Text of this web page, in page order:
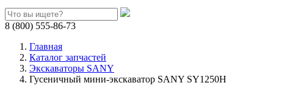
8 (800) 555-86-73
Главная
Каталог запчастей
Экскаваторы SANY
Гусеничный мини-экскаватор SANY SY1250H